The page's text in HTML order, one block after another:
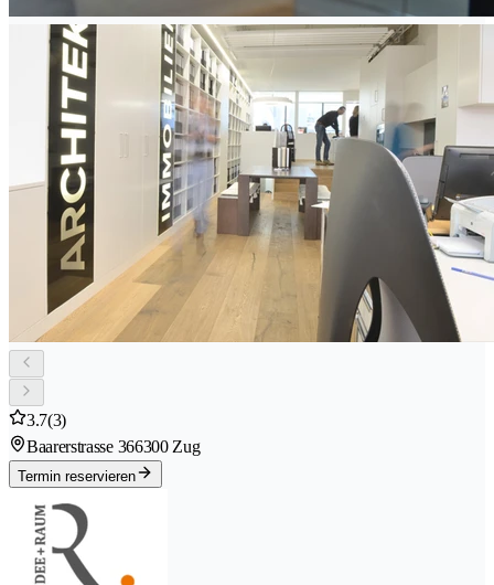
3.7(3)
Baarerstrasse 366300 Zug
Termin reservieren